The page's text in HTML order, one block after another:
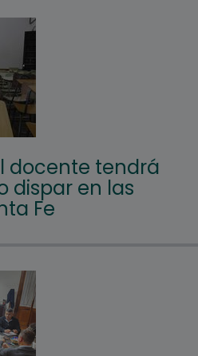
docente tendrá
dispar en las
Fe